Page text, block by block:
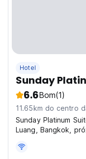
Hotel
Sunday
6.6Bom(1)
11.65km do centro
Sunday Platinum
Luang, Bangkok,
explorar a cidade.